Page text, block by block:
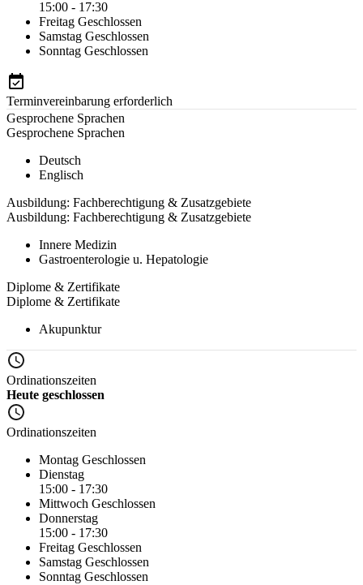
15:00 - 17:30
Freitag Geschlossen
Samstag Geschlossen
Sonntag Geschlossen
Terminvereinbarung erforderlich
Gesprochene Sprachen
Gesprochene Sprachen
Deutsch
Englisch
Ausbildung: Fachberechtigung & Zusatzgebiete
Ausbildung: Fachberechtigung & Zusatzgebiete
Innere Medizin
Gastroenterologie u. Hepatologie
Diplome & Zertifikate
Diplome & Zertifikate
Akupunktur
Ordinationszeiten
Heute geschlossen
Ordinationszeiten
Montag Geschlossen
Dienstag
15:00 - 17:30
Mittwoch Geschlossen
Donnerstag
15:00 - 17:30
Freitag Geschlossen
Samstag Geschlossen
Sonntag Geschlossen